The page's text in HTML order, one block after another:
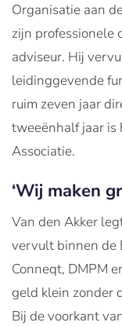
Organisatie aan
zijn professionele
adviseur. Hij
leidinggevende
ruim zeven jaar
tweeënhalf jaar is
Associatie.
‘Wij maken
Van den Akker
vervult binnen de
Conneqt, DMPM
geld klein zonder
Bij de voorkant